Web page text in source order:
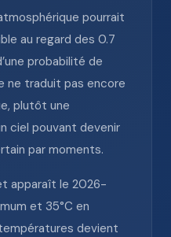
pourrait
au regard des 0.7
probabilité de
ne traduit pas encore
plutôt une
ciel pouvant devenir
par moments.
apparaît le 2026-
et 35°C en
devient